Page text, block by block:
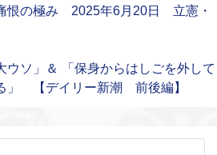
恨の極み 2025年6月20日 立憲・
ウソ」＆ 「保身からはしごを外して
」 【デイリー新潮 前後編】